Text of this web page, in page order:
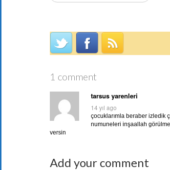
1 comment
tarsus yarenleri
14 yıl ago
çocuklarımla beraber izledik
numuneleri inşaallah
versin
Add your comment